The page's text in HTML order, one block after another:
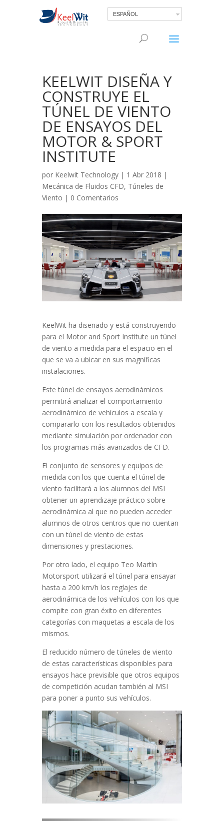
ESPAÑOL
KEELWIT DISEÑA Y
CONSTRUYE EL
TÚNEL DE VIENTO
DE ENSAYOS DEL
MOTOR & SPORT
INSTITUTE
por Keelwit Technology | 1 Abr 2018 |
Mecánica de Fluidos CFD, Túneles de
Viento | 0 Comentarios
KeelWit ha diseñado y está construyendo
para el Motor and Sport Institute un túnel
de viento a medida para el espacio en el
que se va a ubicar en sus magníficas
instalaciones.
Este túnel de ensayos aerodinámicos
permitirá analizar el comportamiento
aerodinámico de vehículos a escala y
compararlo con los resultados obtenidos
mediante simulación por ordenador con
los programas más avanzados de CFD.
El conjunto de sensores y equipos de
medida con los que cuenta el túnel de
viento facilitará a los alumnos del MSI
obtener un aprendizaje práctico sobre
aerodinámica al que no pueden acceder
alumnos de otros centros que no cuentan
con un túnel de viento de estas
dimensiones y prestaciones.
Por otro lado, el equipo Teo Martín
Motorsport utilizará el túnel para ensayar
hasta a 200 km/h los reglajes de
aerodinámica de los vehículos con los que
compite con gran éxito en diferentes
categorías con maquetas a escala de los
mismos.
El reducido número de túneles de viento
de estas características disponibles para
ensayos hace previsible que otros equipos
de competición acudan también al MSI
para poner a punto sus vehículos.